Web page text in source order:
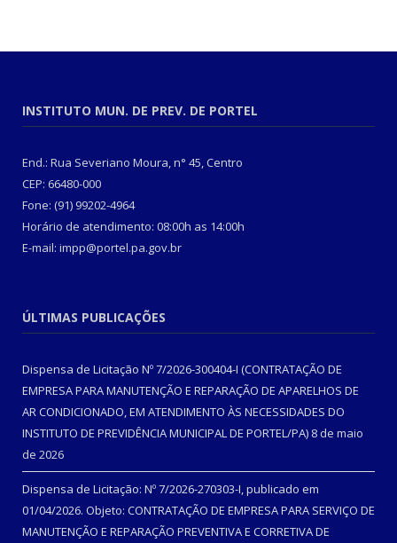
INSTITUTO MUN. DE PREV. DE PORTEL
End.: Rua Severiano Moura, n° 45, Centro
CEP: 66480-000
Fone: (91) 99202-4964
Horário de atendimento: 08:00h as 14:00h
E-mail: impp@portel.pa.gov.br
ÚLTIMAS PUBLICAÇÕES
Dispensa de Licitação Nº 7/2026-300404-I (CONTRATAÇÃO DE
EMPRESA PARA MANUTENÇÃO E REPARAÇÃO DE APARELHOS DE
AR CONDICIONADO, EM ATENDIMENTO ÀS NECESSIDADES DO
INSTITUTO DE PREVIDÊNCIA MUNICIPAL DE PORTEL/PA) 8 de maio
de 2026
Dispensa de Licitação: Nº 7/2026-270303-I, publicado em
01/04/2026. Objeto: CONTRATAÇÃO DE EMPRESA PARA SERVIÇO DE
MANUTENÇÃO E REPARAÇÃO PREVENTIVA E CORRETIVA DE